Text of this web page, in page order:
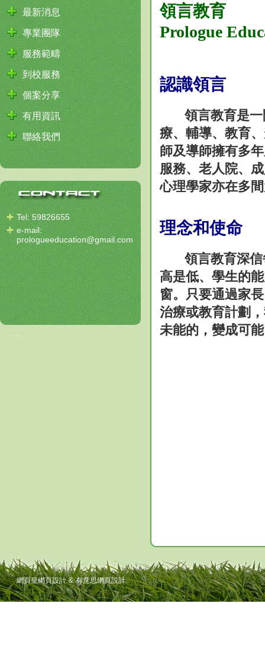
最新消息
專業團隊
服務範疇
到校服務
個案分享
有用資訊
聯絡我們
Tel: 59826655
e-mail:
prologueeducation@gmail.com
領言教育​
Prologue
認識​領言
領言教育是
療、輔導、教育
師及導師擁有多
服務、老人院、
心理學家亦在多
理念和使命
領言教育深
高是低、學生的
窗。只要通過家
治療或教育計劃
未能的，變成可能
網頁皇網頁設計 & 有意思網頁設計